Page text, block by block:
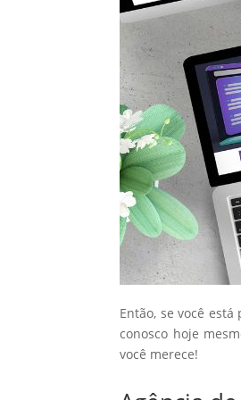
Então, se você
conosco hoje
você merece!